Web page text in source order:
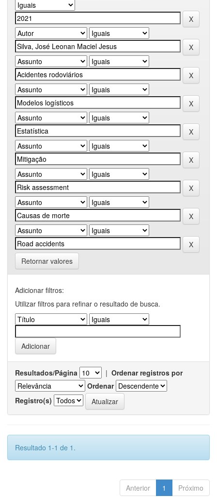
Retornar valores
Adicionar filtros:
Utilizar filtros para refinar o resultado de busca.
Resultados/Página | Ordenar registros por
Ordenar
Registro(s)
Resultado 1-1 de 1.
Anterior 1 Próximo